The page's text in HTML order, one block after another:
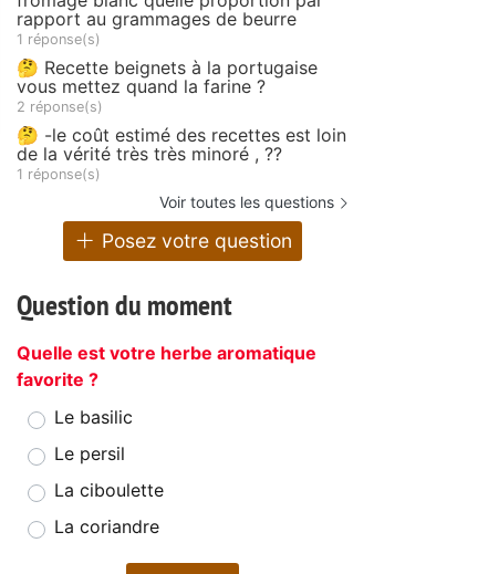
rapport au grammages de beurre
1 réponse(s)
🤔 Recette beignets à la portugaise
vous mettez quand la farine ?
2 réponse(s)
🤔 -le coût estimé des recettes est loin
de la vérité très très minoré , ??
1 réponse(s)
Voir toutes les questions
Posez votre question
Question du moment
Quelle est votre herbe aromatique
favorite ?
Le basilic
Le persil
La ciboulette
La coriandre